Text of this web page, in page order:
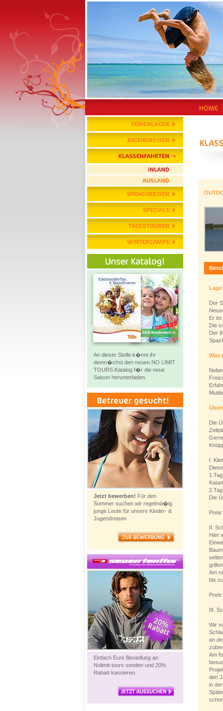
An dieser Stelle k�nnt ihr
demn�chst den neuen NO LIMIT
TOURS Katalog f�r die neue
Saison herunterladen.
Jetzt bewerben! Für den
Sommer suchen wir regelmä�ig
junge Leute für unsere Kinder- &
Jugendreisen
Einfach Eure Bestellung an
Nolimit-tours senden und 20%
Rabatt kassieren.
Lage
Der
Er ist
Die
Der
Was
Die
I.
Die
II.
Hier
Am
bis
III.
Wir
an
Am
den
in